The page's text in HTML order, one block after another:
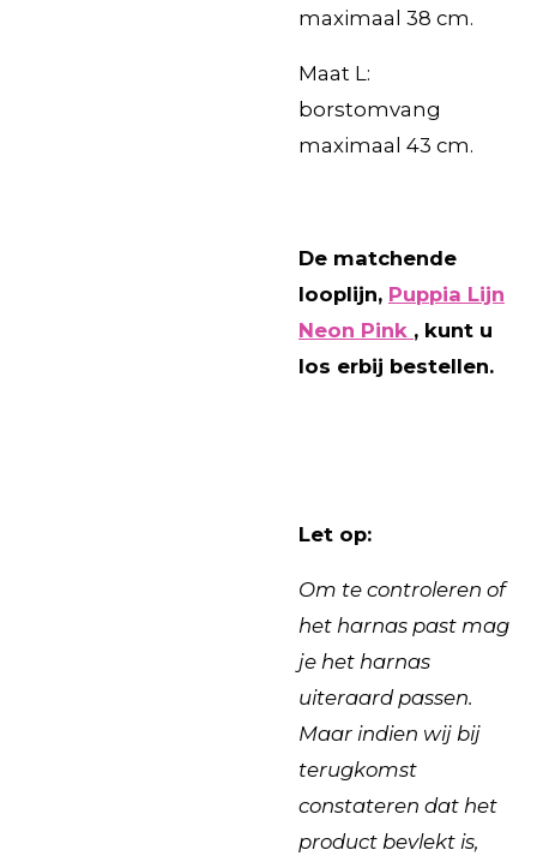
maximaal 38 cm.
Maat L:
borstomvang
maximaal 43 cm.
De matchende
looplijn, Puppia Lijn
Neon Pink , kunt u
los erbij bestellen.
Let op:
Om te controleren of
het harnas past mag
je het harnas
uiteraard passen.
Maar indien wij bij
terugkomst
constateren dat het
product bevlekt is,